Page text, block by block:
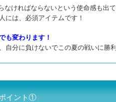
なければならないという使命感も出
には、必須アイテムです！
も変わります！
自分に負けないでこの夏の戦いに勝
イント①